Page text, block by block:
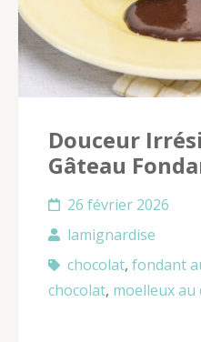
Douceur
Gâteau
26 février 2026
lamignardise
chocolat, fondant
chocolat, moelleux au